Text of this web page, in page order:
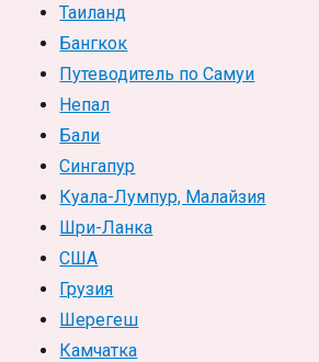
Таиланд
Бангкок
Путеводитель по Самуи
Непал
Бали
Сингапур
Куала-Лумпур, Малайзия
Шри-Ланка
США
Грузия
Шерегеш
Камчатка